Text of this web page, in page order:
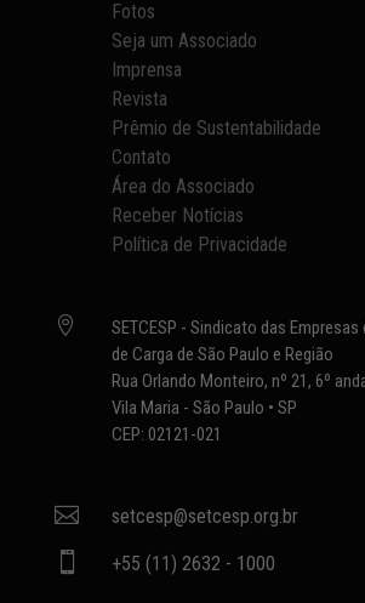
Fotos
Seja um Associado
Imprensa
Revista
Prêmio de Sustentabilidade
Contato
Área do Associado
Receber Notícias
Política de Privacidade

SETCESP - Sindicato das
de Carga de São Paulo e Região
Rua Orlando Monteiro, nº 21, 6º
Vila Maria - São Paulo • SP
CEP: 02121-021
 setcesp@setcesp.org.br
 +55 (11) 2632 - 1000